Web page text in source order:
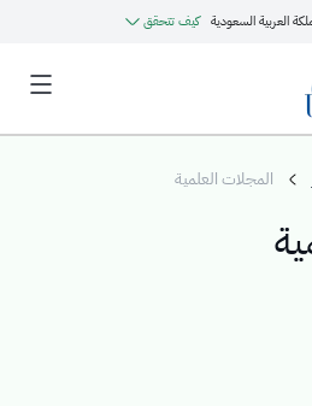
العربية السعودية كيف تتحقق
المجلات العلمية